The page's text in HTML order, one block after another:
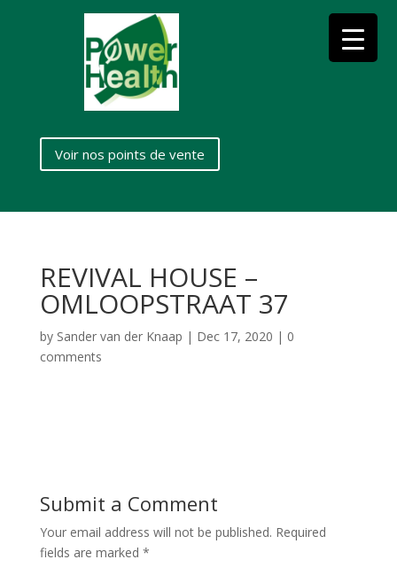
Voir nos points de vente
REVIVAL HOUSE –
OMLOOPSTRAAT 37
by Sander van der Knaap | Dec 17, 2020 | 0
comments
Submit a Comment
Your email address will not be published. Required
fields are marked *